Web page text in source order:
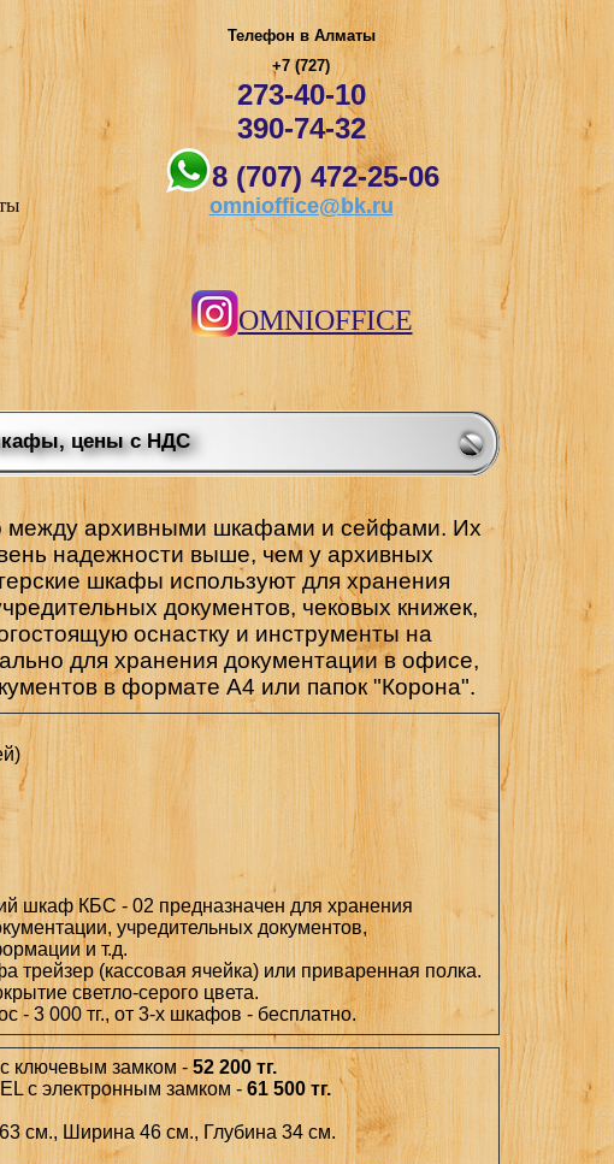
Телефон в Алматы
+7 (727)
273-40-10
390-74-32
8 (707) 472-25-06
omnioffice@bk.ru
OMNIOFFICE
цены с НДС
между архивными шкафами и сейфами. Их
надежности выше, чем у архивных
шкафы используют для хранения
документов, чековых книжек,
оснастку и инструменты на
для хранения документации в офисе,
в формате А4 или папок "Корона".
шкаф КБС - 02 предназначен для хранения
учредительных документов,
и т.д.
трейзер (кассовая ячейка) или приваренная полка.
светло-серого цвета.
- 3 000 тг., от 3-х шкафов - бесплатно.
ключевым замком -52 200 тг.
с электронным замком - 61 500 тг.
см., Ширина 46 см., Глубина 34 см.